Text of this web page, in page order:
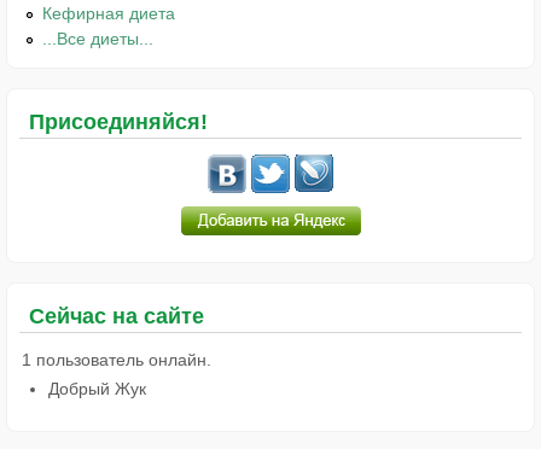
Кефирная диета
...Все диеты...
Присоединяйся!
Сейчас на сайте
1 пользователь онлайн.
Добрый Жук